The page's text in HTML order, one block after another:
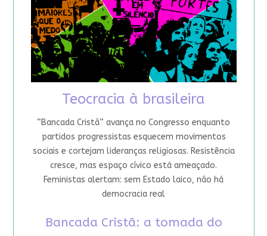
Teocracia à brasileira
“Bancada Cristã” avança no Congresso enquanto
partidos progressistas esquecem movimentos
sociais e cortejam lideranças religiosas. Resistência
cresce, mas espaço cívico está ameaçado.
Feministas alertam: sem Estado laico, não há
democracia real
Bancada Cristã: a tomada do